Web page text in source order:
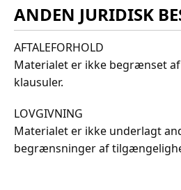
ANDEN JURIDISK
AFTALEFORHOLD
Materialet er ikke begrænset
klausuler.
LOVGIVNING
Materialet er ikke underlagt
begrænsninger af